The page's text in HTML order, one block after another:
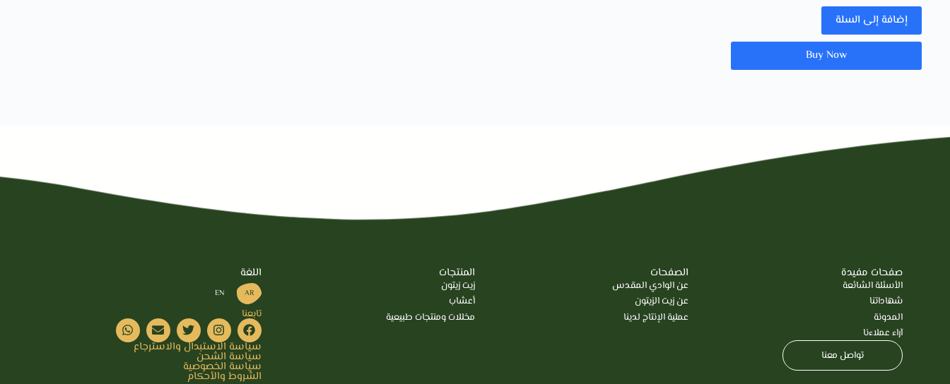
إضافة إلى السلة
Buy Now
صفحات مفيدة
الأسئلة الشائعة
شهاداتنا
المدونة
آراء عملاءنا
تواصل معنا
الصفحات
عن الوادي المقدس
عن زيت الزيتون
عملية الإنتاج لدينا
المنتجات
زيت زيتون
أعشاب
مخللات ومنتجات طبيعية
اللغة
AR
EN
تابعنا
سياسة الاستبدال والاسترجاع
سياسة الشحن
سياسة الخصوصية
الشروط والأحكام